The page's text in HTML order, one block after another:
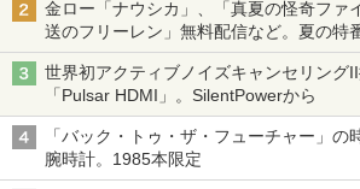
金ロー「ナウシカ」、「真夏の怪奇ファ
送のフリーレン」無料配信など。夏の特
世界初アクティブノイズキャンセリング
「Pulsar HDMI」。SilentPowerから
「バック・トゥ・ザ・フューチャー」の
腕時計。1985本限定